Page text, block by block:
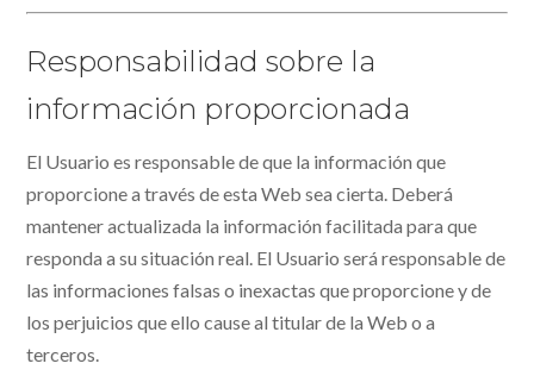
Responsabilidad sobre la
información proporcionada
El Usuario es responsable de que la información que
proporcione a través de esta Web sea cierta. Deberá
mantener actualizada la información facilitada para que
responda a su situación real. El Usuario será responsable de
las informaciones falsas o inexactas que proporcione y de
los perjuicios que ello cause al titular de la Web o a
terceros.